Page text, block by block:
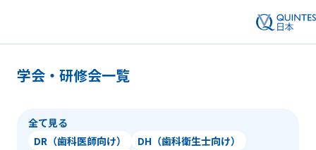
学会・研修会一覧
全て見る
DR（歯科医師向け）
DH（歯科衛生士向け）